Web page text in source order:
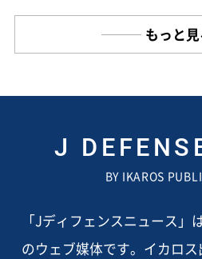
もっと見
J
BY IKAROS
「Jディフェンスニュース」
のウェブ媒体です。イカロ